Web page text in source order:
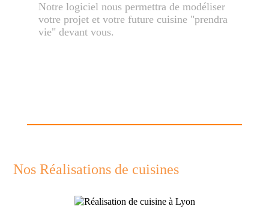
Notre logiciel nous permettra de modéliser
votre projet et votre future cuisine "prendra
vie" devant vous.
Nos Réalisations de cuisines